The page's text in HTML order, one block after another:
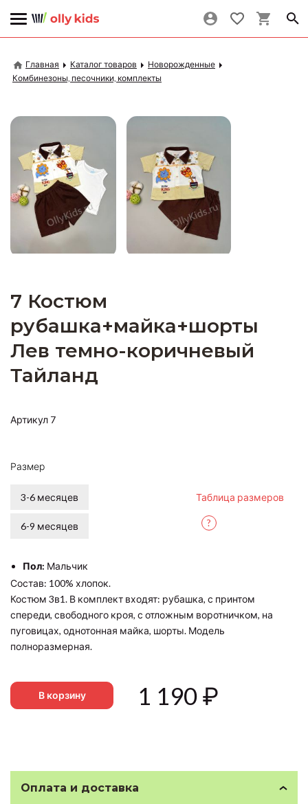
Главная Каталог товаров
Новорожденные
Комбинезоны, песочники, комплекты
7 Костюм
рубашка+майка+шорты
Лев темно-коричневый
Тайланд
Артикул 7
Размер
3-6 месяцев
6-9 месяцев
Таблица размеров
?
Пол: Мальчик
Состав: 100% хлопок.
Костюм 3в1. В комплект входят: рубашка, с принтом
спереди, свободного кроя, с отложным воротничком, на
пуговицах, однотонная майка, шорты. Модель
полноразмерная.
В корзину 1 190₽
Оплата и доставка